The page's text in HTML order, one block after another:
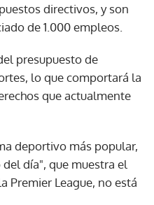
directivos, y son
de 1.000 empleos.
presupuesto de
lo que comportará la
que actualmente
deportivo más popular,
día", que muestra el
Premier League, no está